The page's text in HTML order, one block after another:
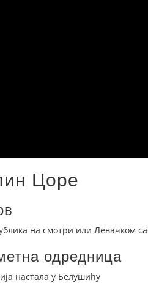
Цоре
на смотри или Левачком
одредница
настала у Белушићу